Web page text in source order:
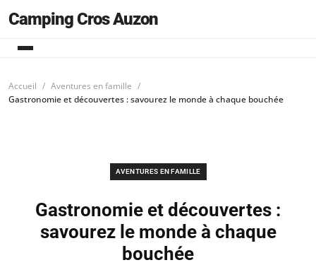
Camping Cros Auzon
Accueil
Aventures en famille
Gastronomie et découvertes : savourez le monde à chaque bouchée
AVENTURES EN FAMILLE
Gastronomie et découvertes :
savourez le monde à chaque
bouchée